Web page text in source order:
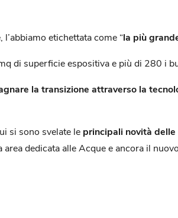
etichettata come “la più
di superficie espositiva e più di 280 i
la transizione attraverso la
si sono svelate le principali novità
area dedicata alle Acque e ancora il